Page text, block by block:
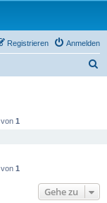
Anmelden
Registrieren
von 1
von 1
Gehe zu